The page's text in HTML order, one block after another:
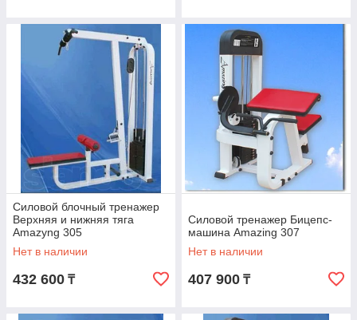
Силовой блочный тренажер
Верхняя и нижняя тяга
Amazyng 305
Нет в наличии
432 600 ₸
Силовой тренажер Бицепс-
машина Amazing 307
Нет в наличии
407 900 ₸